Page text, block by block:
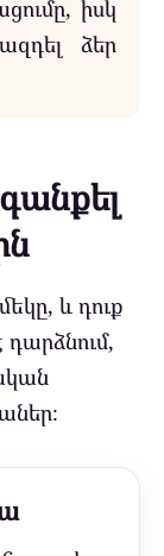
իսկ
ձեր
և դուք